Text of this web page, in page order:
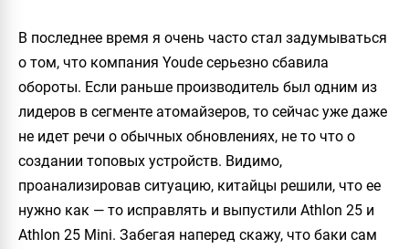
В последнее время я очень часто стал задумываться
о том, что компания Youde серьезно сбавила
обороты. Если раньше производитель был одним из
лидеров в сегменте атомайзеров, то сейчас уже даже
не идет речи о обычных обновлениях, не то что о
создании топовых устройств. Видимо,
проанализировав ситуацию, китайцы решили, что ее
нужно как — то исправлять и выпустили Athlon 25 и
Athlon 25 Mini. Забегая наперед скажу, что баки сам